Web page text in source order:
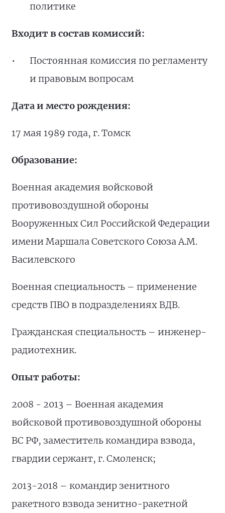
политике
Входит в состав комиссий:
Постоянная комиссия по регламенту
и правовым вопросам
Дата и место рождения:
17 мая 1989 года, г. Томск
Образование:
Военная академия войсковой
противовоздушной обороны
Вооруженных Сил Российской Федерации
имени Маршала Советского Союза А.М.
Василевского
Военная специальность – применение
средств ПВО в подразделениях ВДВ.
Гражданская специальность – инженер-
радиотехник.
Опыт работы:
2008 - 2013 – Военная академия
войсковой противовоздушной обороны
ВС РФ, заместитель командира взвода,
гвардии сержант, г. Смоленск;
2013-2018 – командир зенитного
ракетного взвода зенитно-ракетной